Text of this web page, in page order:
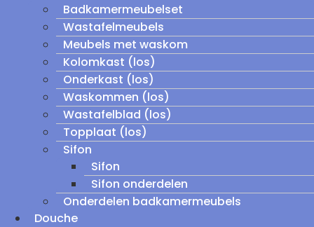
Badkamermeubelset
Wastafelmeubels
Meubels met waskom
Kolomkast (los)
Onderkast (los)
Waskommen (los)
Wastafelblad (los)
Topplaat (los)
Sifon
Sifon
Sifon onderdelen
Onderdelen badkamermeubels
Douche